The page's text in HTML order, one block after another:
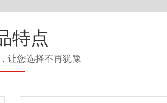
特点
让您选择不再犹豫